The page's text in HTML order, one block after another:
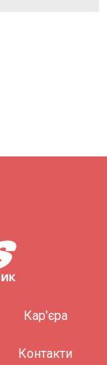
Кар'єра
Контакти